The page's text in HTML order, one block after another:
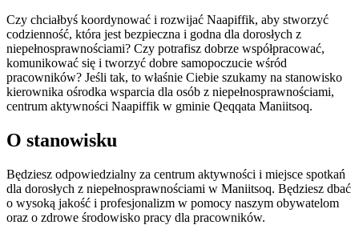
Czy chciałbyś koordynować i rozwijać Naapiffik, aby stworzyć
codzienność, która jest bezpieczna i godna dla dorosłych z
niepełnosprawnościami? Czy potrafisz dobrze współpracować,
komunikować się i tworzyć dobre samopoczucie wśród
pracowników? Jeśli tak, to właśnie Ciebie szukamy na stanowisko
kierownika ośrodka wsparcia dla osób z niepełnosprawnościami,
centrum aktywności Naapiffik w gminie Qeqqata Maniitsoq.
O stanowisku
Będziesz odpowiedzialny za centrum aktywności i miejsce spotkań
dla dorosłych z niepełnosprawnościami w Maniitsoq. Będziesz dbać
o wysoką jakość i profesjonalizm w pomocy naszym obywatelom
oraz o zdrowe środowisko pracy dla pracowników.